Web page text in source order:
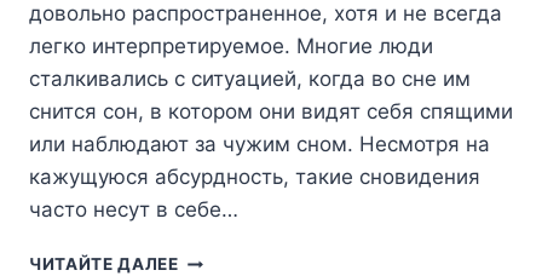
довольно распространенное, хотя и не всегда
легко интерпретируемое. Многие люди
сталкивались с ситуацией, когда во сне им
снится сон, в котором они видят себя спящими
или наблюдают за чужим сном. Несмотря на
кажущуюся абсурдность, такие сновидения
часто несут в себе…
ЧИТАЙТЕ ДАЛЕЕСНОВИДЕНИЯ